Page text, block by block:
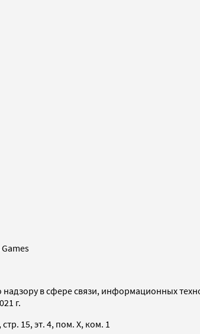
в сфере связи, информационных
г.
15, эт. 4, пом. X, ком. 1